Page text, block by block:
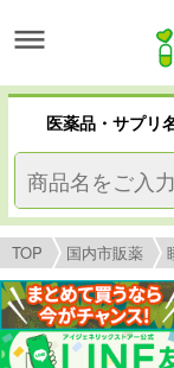
医薬品・サプリ
TOP 国内市販薬